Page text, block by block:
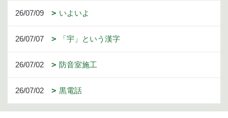
26/07/09 いよいよ
26/07/07 「宇」という漢字
26/07/02 防音室施工
26/07/02 黒電話